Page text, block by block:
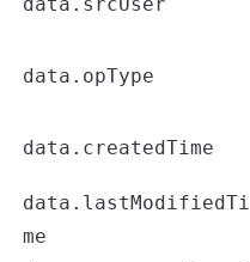
data.opType
data.createdTime
data.lastModifiedTi
me